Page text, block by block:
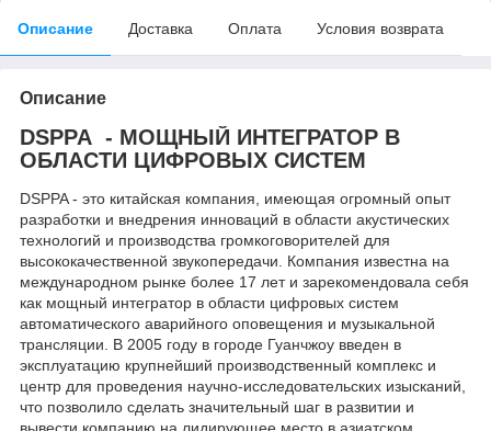
Описание Доставка Оплата Условия возврата
Описание
DSPPA - МОЩНЫЙ ИНТЕГРАТОР В
ОБЛАСТИ ЦИФРОВЫХ СИСТЕМ
DSPPA - это китайская компания, имеющая огромный опыт
разработки и внедрения инноваций в области акустических
технологий и производства громкоговорителей для
высококачественной звукопередачи. Компания известна на
международном рынке более 17 лет и зарекомендовала себя
как мощный интегратор в области цифровых систем
автоматического аварийного оповещения и музыкальной
трансляции. В 2005 году в городе Гуанчжоу введен в
эксплуатацию крупнейший производственный комплекс и
центр для проведения научно-исследовательских изысканий,
что позволило сделать значительный шаг в развитии и